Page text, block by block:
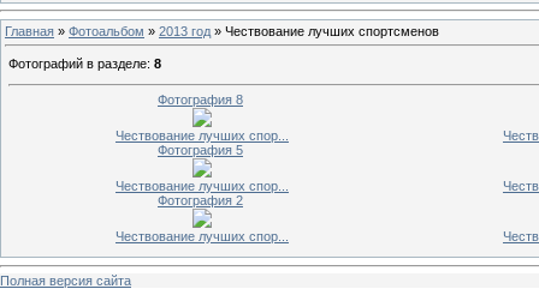
Главная » Фотоальбом » 2013 год » Чествование лучших спортсменов
Фотографий в разделе: 8
Фотография 8
Чествование лучших спор...
Фотография 5
Чествование лучших спор...
Фотография 2
Чествование лучших спор...
Полная версия сайта